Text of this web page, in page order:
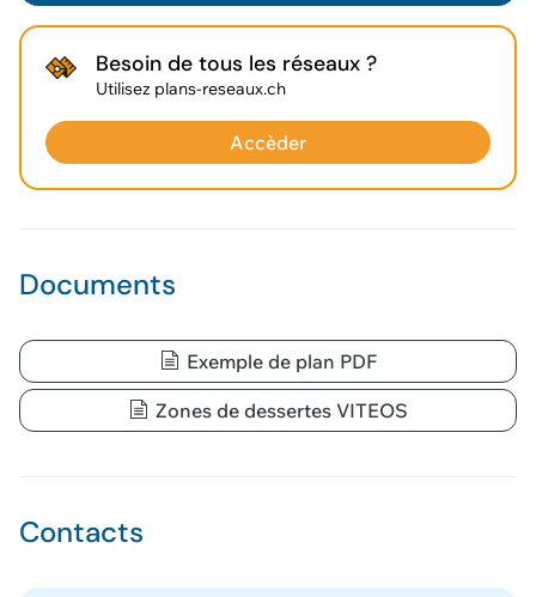
Documents
Exemple de plan PDF
Zones de dessertes VITEOS
Contacts
Géodonnée ajoutée au panier !
Voir le panier
Besoin de tous les réseaux ?
Utilisez plans-reseaux.ch
Accèder